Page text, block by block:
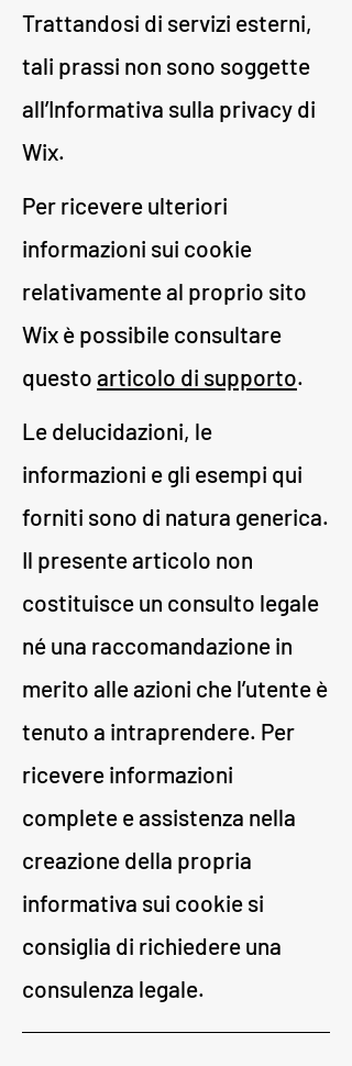
Trattandosi di servizi esterni,
tali prassi non sono soggette
all’Informativa sulla privacy di
Wix.
Per ricevere ulteriori
informazioni sui cookie
relativamente al proprio sito
Wix è possibile consultare
questo articolo di supporto.
Le delucidazioni, le
informazioni e gli esempi qui
forniti sono di natura generica.
Il presente articolo non
costituisce un consulto legale
né una raccomandazione in
merito alle azioni che l’utente è
tenuto a intraprendere. Per
ricevere informazioni
complete e assistenza nella
creazione della propria
informativa sui cookie si
consiglia di richiedere una
consulenza legale.